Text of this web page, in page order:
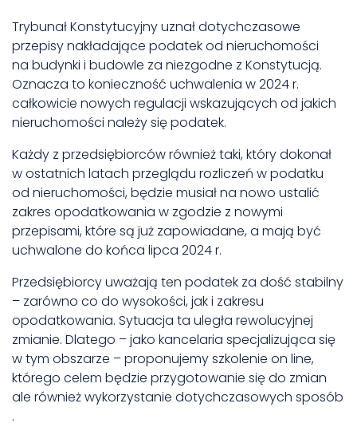
Trybunał Konstytucyjny uznał dotychczasowe
przepisy nakładające podatek od nieruchomości
na budynki i budowle za niezgodne z Konstytucją.
Oznacza to konieczność uchwalenia w 2024 r.
całkowicie nowych regulacji wskazujących od jakich
nieruchomości należy się podatek.
Każdy z przedsiębiorców również taki, który dokonał
w ostatnich latach przeglądu rozliczeń w podatku
od nieruchomości, będzie musiał na nowo ustalić
zakres opodatkowania w zgodzie z nowymi
przepisami, które są już zapowiadane, a mają być
uchwalone do końca lipca 2024 r.
Przedsiębiorcy uważają ten podatek za dość stabilny
– zarówno co do wysokości, jak i zakresu
opodatkowania. Sytuacja ta uległa rewolucyjnej
zmianie. Dlatego – jako kancelaria specjalizująca się
w tym obszarze – proponujemy szkolenie on line,
którego celem będzie przygotowanie się do zmian
ale również wykorzystanie dotychczasowych sposób
.